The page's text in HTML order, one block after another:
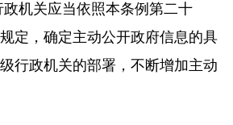
机关应当依照本条例第二十
定，确定主动公开政府信息的具
行政机关的部署，不断增加主动